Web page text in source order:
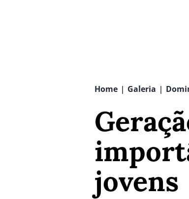
Home | Galeria |
jovens